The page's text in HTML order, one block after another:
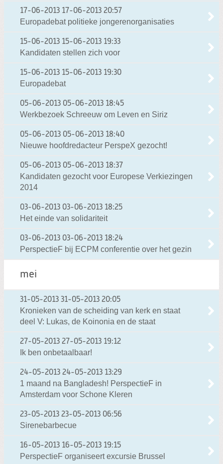
17-06-2013 17-06-2013 20:57
Europadebat politieke jongerenorganisaties
15-06-2013 15-06-2013 19:33
Kandidaten stellen zich voor
15-06-2013 15-06-2013 19:30
Europadebat
05-06-2013 05-06-2013 18:45
Werkbezoek Schreeuw om Leven en Siriz
05-06-2013 05-06-2013 18:40
Nieuwe hoofdredacteur PerspeX gezocht!
05-06-2013 05-06-2013 18:37
Kandidaten gezocht voor Europese Verkiezingen
2014
03-06-2013 03-06-2013 18:25
Het einde van solidariteit
03-06-2013 03-06-2013 18:24
PerspectieF bij ECPM conferentie over het gezin
mei
31-05-2013 31-05-2013 20:05
Kronieken van de scheiding van kerk en staat
deel V: Lukas, de Koinonia en de staat
27-05-2013 27-05-2013 19:12
Ik ben onbetaalbaar!
24-05-2013 24-05-2013 13:29
1 maand na Bangladesh! PerspectieF in
Amsterdam voor Schone Kleren
23-05-2013 23-05-2013 06:56
Sirenebarbecue
16-05-2013 16-05-2013 19:15
PerspectieF organiseert excursie Brussel